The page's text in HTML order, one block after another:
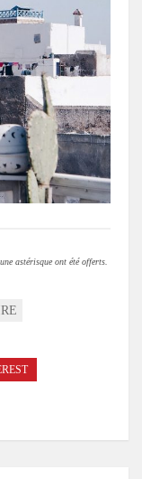
astérisque ont été offerts.